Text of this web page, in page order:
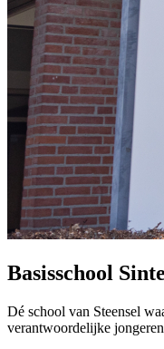
Basisschool
Dé school van Steensel
verantwoordelijke jongeren